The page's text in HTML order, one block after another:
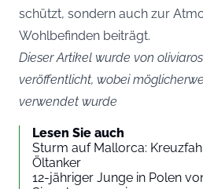
schützt, sondern auch zur
Wohlbefinden beiträgt.
Dieser Artikel wurde von
veröffentlicht, wobei
verwendet wurde
Lesen Sie auch
Sturm auf Mallorca:
Öltanker
12-jähriger Junge in Polen